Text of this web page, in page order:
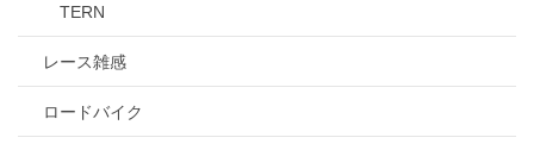
TERN
レース雑感
ロードバイク